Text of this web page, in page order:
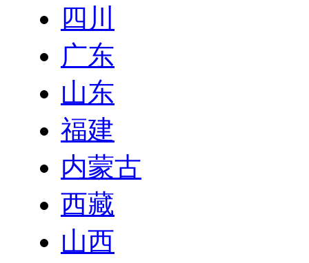
四川
广东
山东
福建
内蒙古
西藏
山西